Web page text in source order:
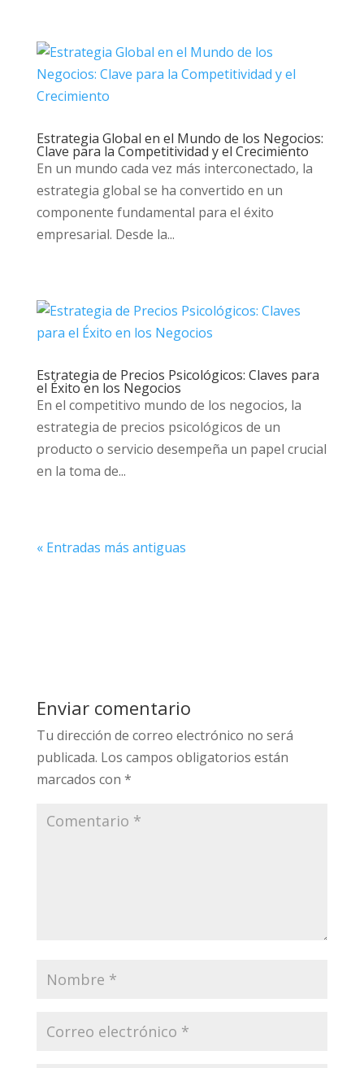
Estrategia Global en el Mundo de los Negocios:
Clave para la Competitividad y el Crecimiento
En un mundo cada vez más interconectado, la
estrategia global se ha convertido en un
componente fundamental para el éxito
empresarial. Desde la...
Estrategia de Precios Psicológicos: Claves para
el Éxito en los Negocios
En el competitivo mundo de los negocios, la
estrategia de precios psicológicos de un
producto o servicio desempeña un papel crucial
en la toma de...
« Entradas más antiguas
Enviar comentario
Tu dirección de correo electrónico no será
publicada. Los campos obligatorios están
marcados con *